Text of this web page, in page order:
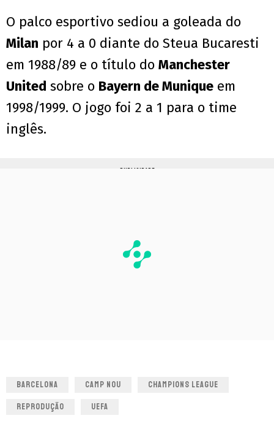
O palco esportivo sediou a goleada do
Milan por 4 a 0 diante do Steua Bucaresti
em 1988/89 e o título do Manchester
United sobre o Bayern de Munique em
1998/1999. O jogo foi 2 a 1 para o time
inglês.
PUBLICIDADE
BARCELONA CAMP NOU CHAMPIONS LEAGUE
REPRODUÇÃO UEFA